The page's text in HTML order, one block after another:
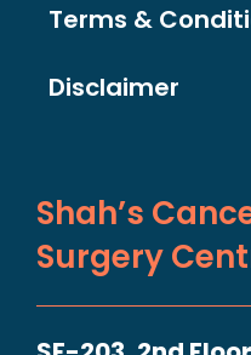
Terms &
Disclaimer
Shah’s
Surgery